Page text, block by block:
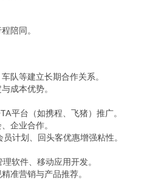
陪同。
队等建立长期合作关系。
成本优势。
平台（如携程、飞猪）推广。
企业合作。
计划、回头客优惠增强粘性。
软件、移动应用开发。
准营销与产品推荐。